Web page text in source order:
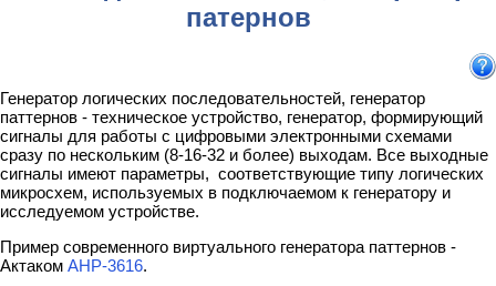
патернов
Генератор логических последовательностей, генератор
паттернов - техническое устройство, генератор, формирующий
сигналы для работы с цифровыми электронными схемами
сразу по нескольким (8-16-32 и более) выходам. Все выходные
сигналы имеют параметры, соответствующие типу логических
микросхем, используемых в подключаемом к генератору и
исследуемом устройстве.
Пример современного виртуального генератора паттернов -
Актаком АНР-3616.